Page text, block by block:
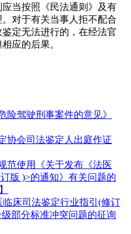
当按照《民法通则》及有
对于有关当事人拒不配合
定无法进行的，在经法官
应的后果。
险驾驶刑事案件的意见》
协会司法鉴定人出庭作证
范使用《关于发布《法医
版 )>的通知》有关问题的
床司法鉴定行业指引(修订
部分标准冲突问题的征询